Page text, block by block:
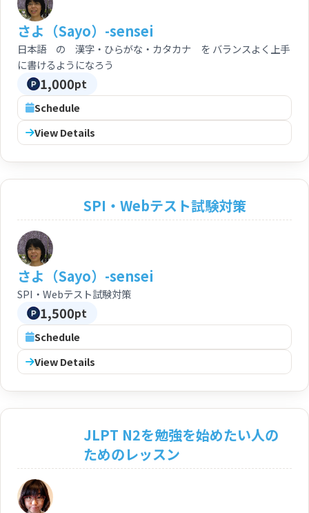
日本語 の 漢字・ひらがな・カタカナ を バランスよく上手
に書けるようになろう
さよ（Sayo）-sensei
1,000pt
Schedule
View Details
SPI・Webテスト試験対策
SPI・Webテスト試験対策
さよ（Sayo）-sensei
1,500pt
Schedule
View Details
JLPT N2を勉強を始めたい人の
ためのレッスン